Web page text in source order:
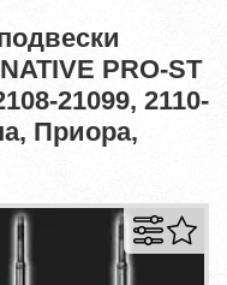
PRO-ST
21099, 2110-
Приора,